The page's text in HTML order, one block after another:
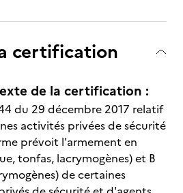
certification
de la certification :
du 29 décembre 2017 relatif
activités privées de sécurité
prévoit l'armement en
tonfas, lacrymogènes) et B
de certaines